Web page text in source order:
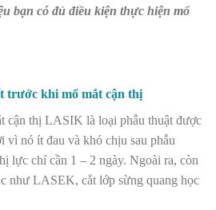
bạn có đủ điều kiện thực hiện mổ
trước khi mổ mắt cận thị
cận thị LASIK là loại phẫu thuật được
vì nó ít đau và khó chịu sau phẫu
lực chỉ cần 1 – 2 ngày. Ngoài ra, còn
như LASEK, cắt lớp sừng quang học